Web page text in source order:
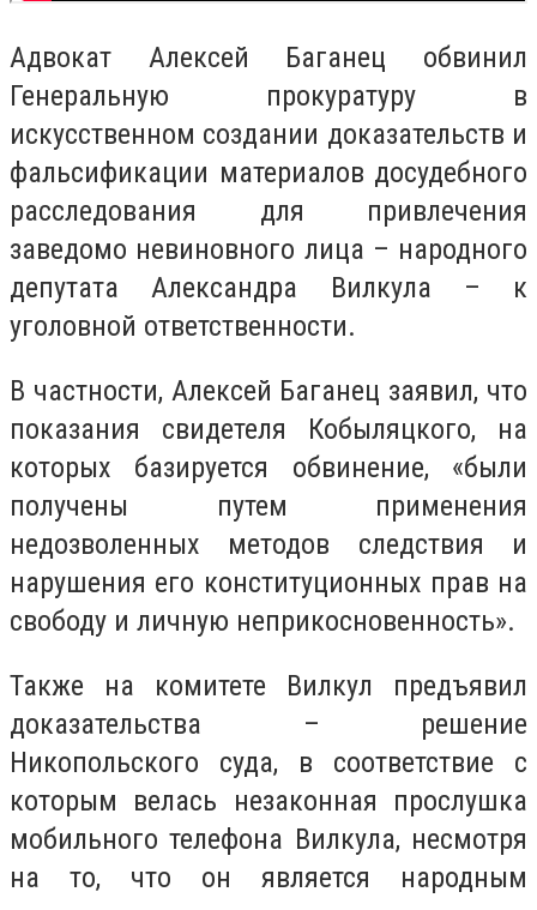
Адвокат Алексей Баганец обвинил
Генеральную прокуратуру в
искусственном создании доказательств и
фальсификации материалов досудебного
расследования для привлечения
заведомо невиновного лица – народного
депутата Александра Вилкула – к
уголовной ответственности.
В частности, Алексей Баганец заявил, что
показания свидетеля Кобыляцкого, на
которых базируется обвинение, «были
получены путем применения
недозволенных методов следствия и
нарушения его конституционных прав на
свободу и личную неприкосновенность».
Также на комитете Вилкул предъявил
доказательства – решение
Никопольского суда, в соответствие с
которым велась незаконная прослушка
мобильного телефона Вилкула, несмотря
на то, что он является народным